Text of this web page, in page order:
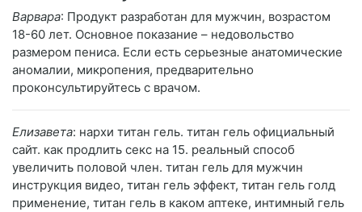
Варвара: Продукт разработан для мужчин, возрастом
18-60 лет. Основное показание – недовольство
размером пениса. Если есть серьезные анатомические
аномалии, микропения, предварительно
проконсультируйтесь с врачом.
Елизавета: нархи титан гель. титан гель официальный
сайт. как продлить секс на 15. реальный способ
увеличить половой член. титан гель для мужчин
инструкция видео, титан гель эффект, титан гель голд
применение, титан гель в каком аптеке, интимный гель